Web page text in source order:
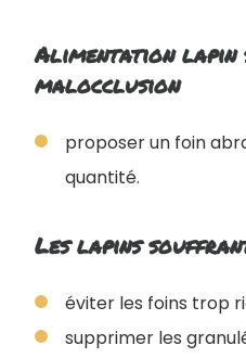
Alimentation lapin
malocclusion
proposer un foin
quantité.
Les lapins
éviter les foins trop
supprimer les